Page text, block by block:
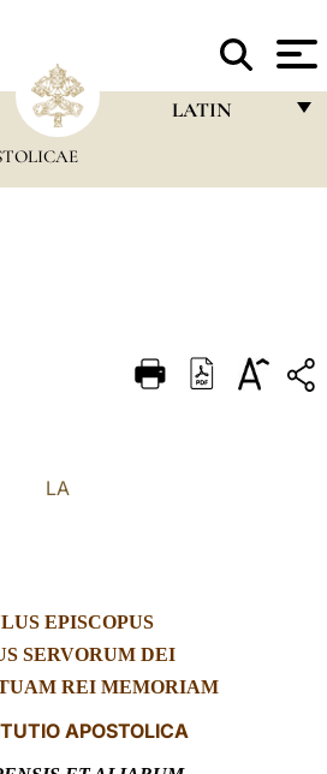
LATIN
DEUTSCH
LA
EPISCOPUS
SERVORUM DEI
REI MEMORIAM
APOSTOLICA